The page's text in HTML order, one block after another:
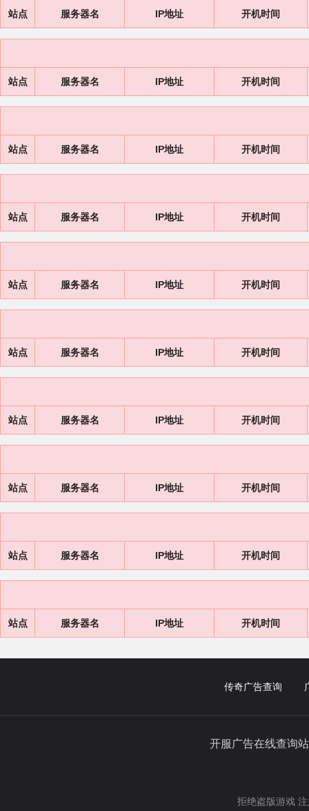
站点 服务器名 IP地址 开机时间
站点 服务器名 IP地址 开机时间
站点 服务器名 IP地址 开机时间
站点 服务器名 IP地址 开机时间
站点 服务器名 IP地址 开机时间
站点 服务器名 IP地址 开机时间
站点 服务器名 IP地址 开机时间
站点 服务器名 IP地址 开机时间
站点 服务器名 IP地址 开机时间
站点 服务器名 IP地址 开机时间
传奇广告查询
开服广告在线查
拒绝盗版游戏